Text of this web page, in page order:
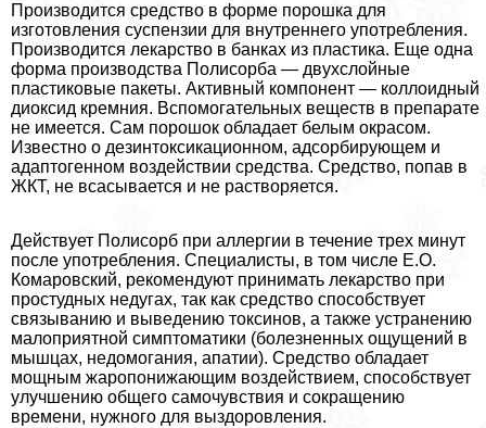
Производится средство в форме порошка для
изготовления суспензии для внутреннего употрeбления.
Производится лекарство в банках из пластика. Еще одна
форма производства Полисорба — двухслойные
пластиковые пакеты. Активный компонент — коллоидный
диоксид кремния. Вспомогательных веществ в препарате
не имеется. Сам порошок обладает белым окрасом.
Известно о дезинтоксикационном, адсорбирующем и
адаптогенном воздействии средства. Средство, попав в
ЖКТ, не всасывается и не растворяется.
Действует Полисорб при аллергии в течение трех минут
после употрeбления. Специалисты, в том числе Е.О.
Комаровский, рекомендуют принимать лекарство при
простудных недугах, так как средство способствует
связыванию и выведению токсинов, а также устранению
малоприятной симптоматики (болезненных ощущений в
мышцах, недомогания, апатии). Средство обладает
мощным жаропонижающим воздействием, способствует
улучшению общего самочувствия и сокращению
времени, нужного для выздоровления.